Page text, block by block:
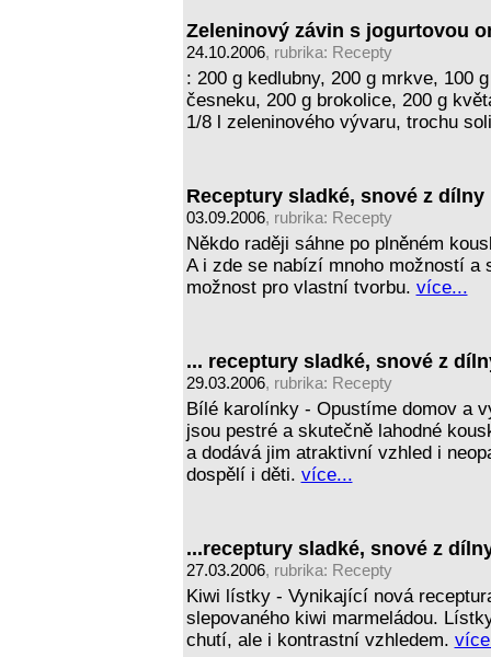
Zeleninový závin s jogurtovou
24.10.2006, rubrika: Recepty
: 200 g kedlubny, 200 g mrkve, 100
česneku, 200 g brokolice, 200 g
1/8 l zeleninového vývaru, trochu
Receptury sladké, snové z dílny
03.09.2006, rubrika: Recepty
Někdo raději sáhne po plněném
A i zde se nabízí mnoho možností
možnost pro vlastní tvorbu. více...
... receptury sladké, snové z
29.03.2006, rubrika: Recepty
Bílé karolínky - Opustíme domov a
jsou pestré a skutečně lahodné
a dodává jim atraktivní vzhled i
dospělí i děti. více...
...receptury sladké, snové z
27.03.2006, rubrika: Recepty
Kiwi lístky - Vynikající nová
slepovaného kiwi marmeládou.
chutí, ale i kontrastní vzhledem.